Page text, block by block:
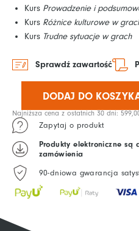
Kurs Prowadzenie i
Kurs Różnice kulturowe w
Kurs Trudne sytuacje w grach
Sprawdź zawartość
ilość
gier
szkoleniowych
(pakiet
kursów)
–
DODAJ DO
Najniższa cena z ostatnich 30 dni:
Zapytaj o produkt
Produkty elektroniczne są
zamówienia
90-dniowa gwarancja